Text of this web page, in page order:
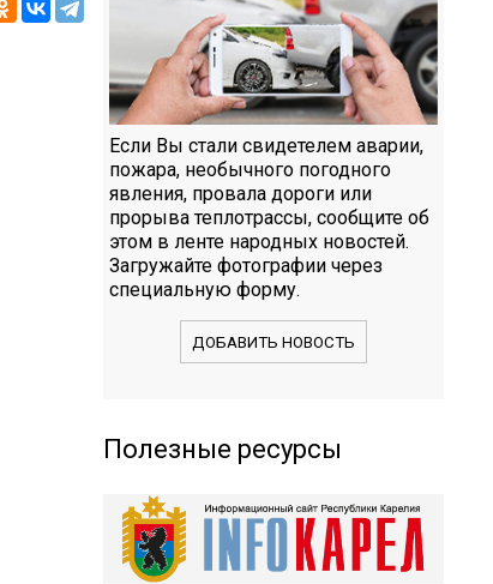
Если Вы стали свидетелем аварии,
пожара, необычного погодного
явления, провала дороги или
прорыва теплотрассы, сообщите об
этом в ленте народных новостей.
Загружайте фотографии через
специальную форму.
ДОБАВИТЬ НОВОСТЬ
Полезные ресурсы